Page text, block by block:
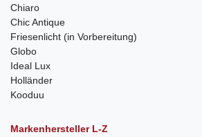
Chiaro
Chic Antique
Friesenlicht (in Vorbereitung)
Globo
Ideal Lux
Holländer
Kooduu
Markenhersteller L-Z